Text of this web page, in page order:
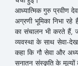
​आध्यात्मिक गुरु प्रवीण
अग्रणी भूमिका निभा
का संचालन भी करते हैं,
व्यवस्था के साथ सेवा-
कहा कि गौ सेवा और
सनातन संस्कृति के मूल्यों